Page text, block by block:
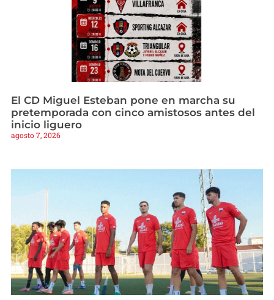
El CD Miguel Esteban pone en marcha su
pretemporada con cinco amistosos antes del
inicio liguero
agosto 7, 2026